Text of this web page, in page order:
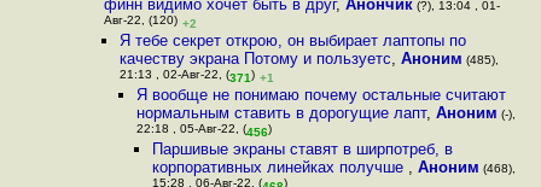
финн видимо хочет быть в друг, Анончик(?), 13:04 , 01-
Авг-22, (120) +2
Я тебе секрет открою, он выбирает лаптопы по
качеству экрана Потому и пользуетс,Аноним (485),
21:13 , 02-Авг-22, (371) +1
Я вообще не понимаю почему остальные считают
нормальным ставить в дорогущие лапт, Аноним (-),
22:18 , 05-Авг-22, (456)
Паршивые экраны ставят в ширпотреб, в
корпоративных линейках получше , Аноним (468),